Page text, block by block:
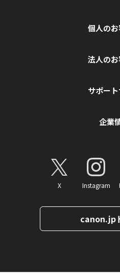
個人の
法人の
サポー
企業
X Instagram
canon.jp